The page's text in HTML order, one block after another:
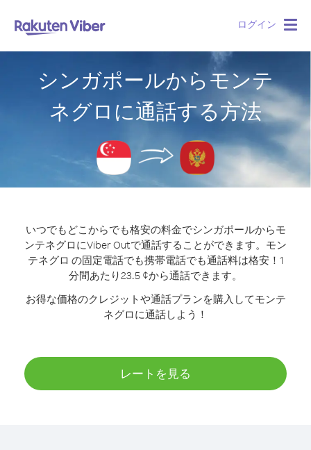
ログイン
シンガポールからモンテ
ネグロに通話する方法
いつでもどこからでも格安の料金でシンガポールからモ
ンテネグロにViber Outで通話することができます。 モン
テネグロ の固定電話でも携帯電話でも通話料は格安！1
分間あたり23.5 ¢から通話できます。
お得な価格のクレジットや通話プランを購入してモンテ
ネグロに通話しよう！
レートを見る